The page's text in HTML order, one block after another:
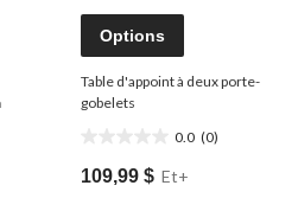
Options
Table d'appoint à deux porte-
gobelets
0.0 (0)
étoile(s)
109,99 $ Et+